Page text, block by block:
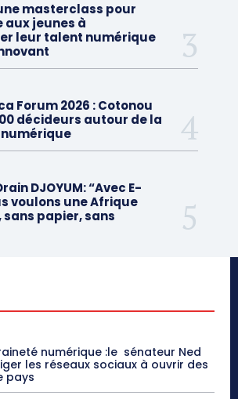
masterclass pour
jeunes à
leur talent numérique
Forum 2026 : Cotonou
décideurs autour de la
DJOYUM: “Avec E-
voulons une Afrique
sans papier, sans
numérique :le sénateur Ned
les réseaux sociaux à ouvrir des
pays